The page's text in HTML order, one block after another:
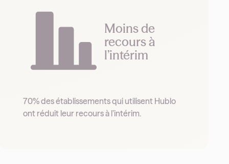
Moins de
recours à
l’intérim
70% des établissements qui utilisent Hublo
ont réduit leur recours à l’intérim.